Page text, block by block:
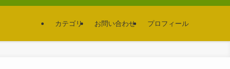
カテゴリ お問い合わせ プロフィール